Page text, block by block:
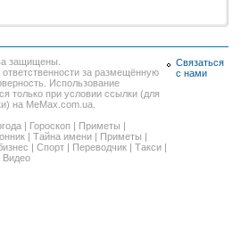
защищены.
за размещённую
Использование
только при условии ссылки (для
на MeMax.com.ua.
Гороскоп Приметы
Тайна имени Приметы
Спорт Переводчик Такси
Видео
Связаться
с нами